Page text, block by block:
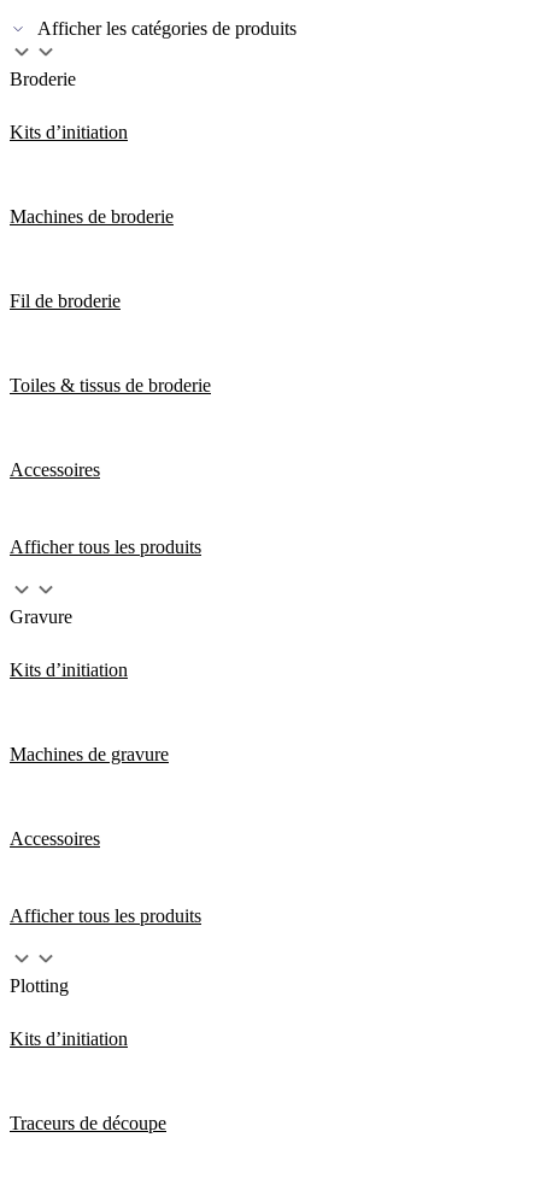
Afficher les catégories de produits
Broderie
Kits d’initiation
Machines de broderie
Fil de broderie
Toiles & tissus de broderie
Accessoires
Afficher tous les produits
Gravure
Kits d’initiation
Machines de gravure
Accessoires
Afficher tous les produits
Plotting
Kits d’initiation
Traceurs de découpe